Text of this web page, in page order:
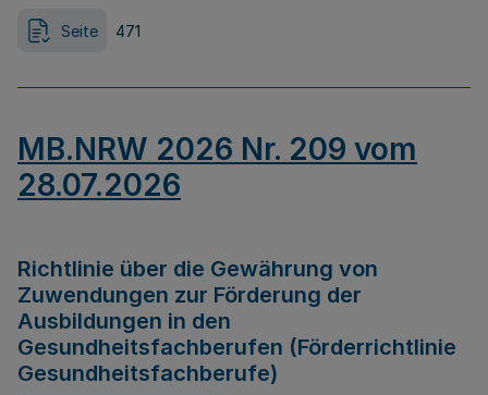
Seite 471
MB.NRW 2026 Nr. 209 vom
28.07.2026
Richtlinie über die Gewährung von
Zuwendungen zur Förderung der
Ausbildungen in den
Gesundheitsfachberufen (Förderrichtlinie
Gesundheitsfachberufe)